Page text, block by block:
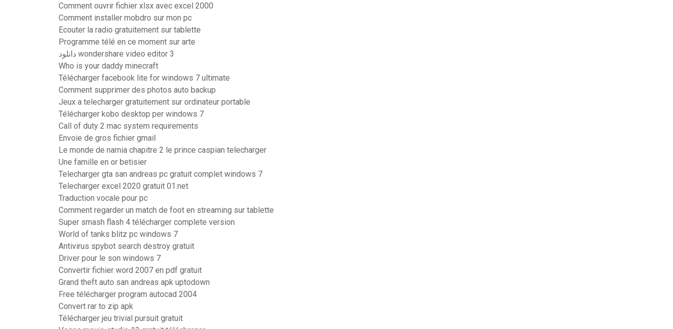
Comment ouvrir fichier xlsx avec excel 2000
Comment installer mobdro sur mon pc
Ecouter la radio gratuitement sur tablette
Programme télé en ce moment sur arte
دانلود wondershare video editor 3
Who is your daddy minecraft
Télécharger facebook lite for windows 7 ultimate
Comment supprimer des photos auto backup
Jeux a telecharger gratuitement sur ordinateur portable
Télécharger kobo desktop per windows 7
Call of duty 2 mac system requirements
Envoie de gros fichier gmail
Le monde de narnia chapitre 2 le prince caspian telecharger
Une famille en or betisier
Telecharger gta san andreas pc gratuit complet windows 7
Telecharger excel 2020 gratuit 01.net
Traduction vocale pour pc
Comment regarder un match de foot en streaming sur tablette
Super smash flash 4 télécharger complete version
World of tanks blitz pc windows 7
Antivirus spybot search destroy gratuit
Driver pour le son windows 7
Convertir fichier word 2007 en pdf gratuit
Grand theft auto san andreas apk uptodown
Free télécharger program autocad 2004
Convert rar to zip apk
Télécharger jeu trivial pursuit gratuit